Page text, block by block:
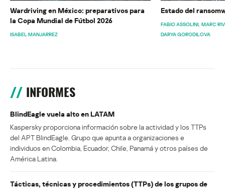
Wardriving en México: preparativos para
la Copa Mundial de Fútbol 2026
ISABEL MANJARREZ
Estado del
FABIO ASSOLINI MARC
DARYA GORODILOVA
INFORMES
BlindEagle vuela alto en LATAM
Kaspersky proporciona información sobre la actividad y los TTPs
del APT BlindEagle. Grupo que apunta a organizaciones e
individuos en Colombia, Ecuador, Chile, Panamá y otros países de
América Latina.
Tácticas, técnicas y procedimientos (TTPs) de los grupos de